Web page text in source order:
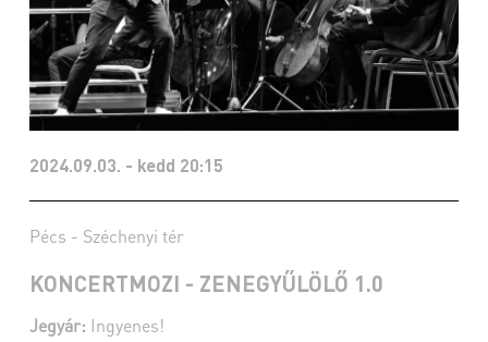
2024.09.03. - kedd 20:15
Pécs - Széchenyi tér
KONCERTMOZI - ZENEGYŰLÖLŐ 1.0
Jegyár: Ingyenes!